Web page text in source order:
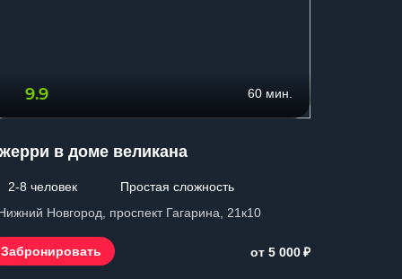
9.9 60 мин.
в доме великана
2-8 человек
Простая сложность
Новгород, проспект Гагарина, 21к10
Забронировать от 5 000₽